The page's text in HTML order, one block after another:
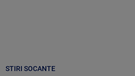
STIRI SOCANTE